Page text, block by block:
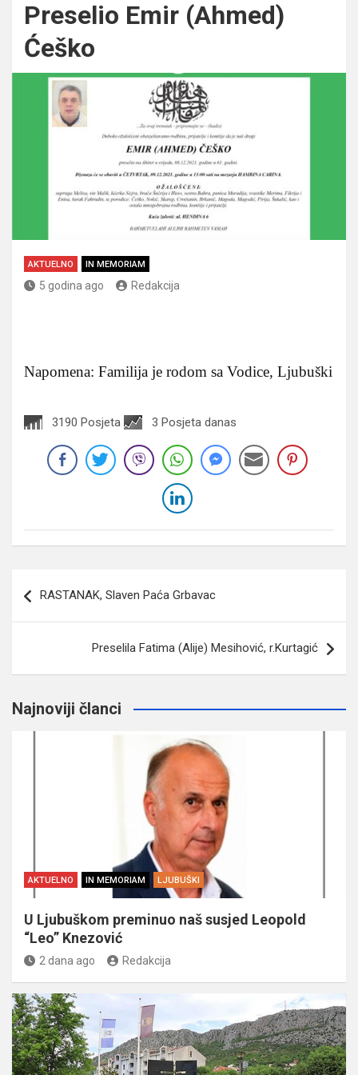
Preselio Emir (Ahmed)
Ćeško
AKTUELNO IN MEMORIAM
5 godina ago Redakcija
Napomena: Familija je rodom sa Vodice, Ljubuški
3190 Posjeta 3 Posjeta danas
članaka
RASTANAK, Slaven Paća Grbavac
Preselila Fatima (Alije) Mesihović, r.Kurtagić
Najnoviji članci
AKTUELNO IN MEMORIAM LJUBUŠKI
U Ljubuškom preminuo naš susjed Leopold
“Leo” Knezović
2 dana ago Redakcija